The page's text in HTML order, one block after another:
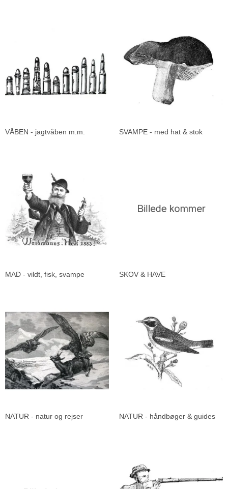
VÅBEN - jagtvåben m.m. SVAMPE - med hat & stok
MAD - vildt, fisk, svampe SKOV & HAVE
NATUR - natur og rejser NATUR - håndbøger & guides